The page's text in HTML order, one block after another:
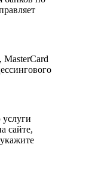
MasterCard
сайте,